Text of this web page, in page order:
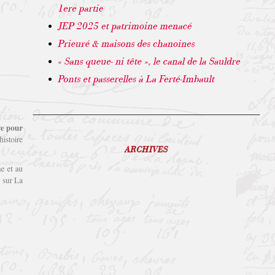
pour
et au
sur La
1ere partie
JEP 2025 et patrimoine menacé
Prieuré & maisons des chanoines
« Sans queue- ni tête », le canal de la Sauldre
Ponts et passerelles à La Ferté-Imbault
ARCHIVES